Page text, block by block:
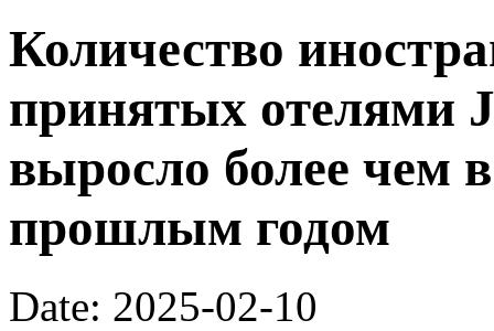
Количество
принятых отелями
выросло более чем
прошлым годом
Date: 2025-02-10